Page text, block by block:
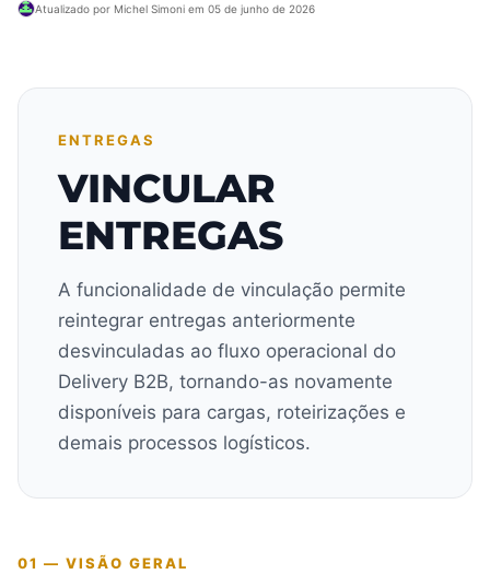
Atualizado por Michel Simoni em 05 de junho de 2026
ENTREGAS
VINCULAR
ENTREGAS
A funcionalidade de vinculação permite
reintegrar entregas anteriormente
desvinculadas ao fluxo operacional do
Delivery B2B, tornando-as novamente
disponíveis para cargas, roteirizações e
demais processos logísticos.
01 — VISÃO GERAL